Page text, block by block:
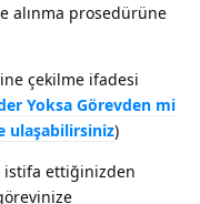
alınma prosedürüne
çekilme ifadesi
Yoksa Görevden mi
ulaşabilirsiniz)
istifa ettiğinizden